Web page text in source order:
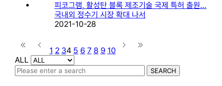
피코그램, 활성탄 블록 제조기술 국제 특허 출원…
국내외 정수기 시장 확대 나서
2021-10-28
1 2 34 5 6 7 8 9 10
ALL